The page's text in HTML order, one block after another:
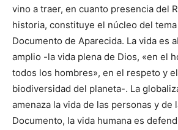
vino a traer, en cuanto presencia del
historia, constituye el núcleo del
Documento de Aparecida. La vida es
amplio -la vida plena de Dios, «en el
todos los hombres», en el respeto y
biodiversidad del planeta-. La
amenaza la vida de las personas y de
Documento, la vida humana es